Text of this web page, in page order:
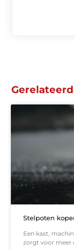
Stelpoten
Een kast,
zorgt voor meer